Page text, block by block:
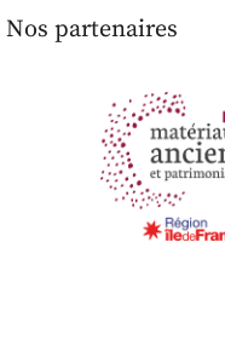
Nos partenaires